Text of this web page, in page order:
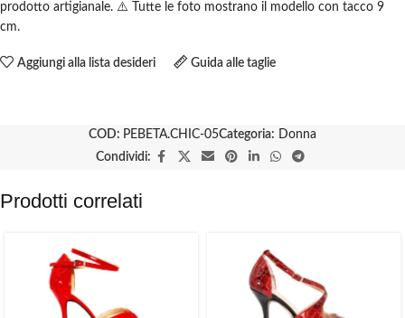
prodotto artigianale. ⚠️ Tutte le foto mostrano il modello con tacco 9
cm.
Aggiungi alla lista desideri Guida alle taglie
COD: PEBETA.CHIC-05Categoria: Donna
Condividi:
Prodotti correlati